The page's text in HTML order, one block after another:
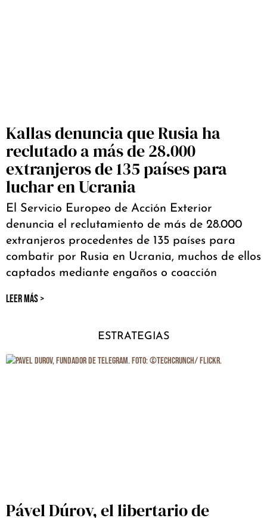
Kallas denuncia que Rusia ha
reclutado a más de 28.000
extranjeros de 135 países para
luchar en Ucrania
El Servicio Europeo de Acción Exterior
denuncia el reclutamiento de más de 28.000
extranjeros procedentes de 135 países para
combatir por Rusia en Ucrania, muchos de ellos
captados mediante engaños o coacción
LEER MÁS >
ESTRATEGIAS
Pável Dúrov, el libertario de